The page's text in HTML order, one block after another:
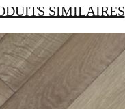
SIMILAIRES